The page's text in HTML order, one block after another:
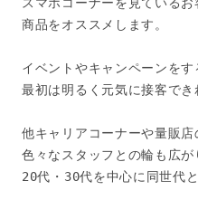
商品をオススメします。
イベントやキャンペーンを
最初は明るく元気に接客でき
他キャリアコーナーや量販
色々なスタッフとの輪も広が
20代・30代を中心に同世代